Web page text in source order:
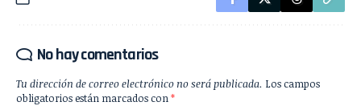
No hay comentarios
Tu dirección de correo electrónico no será publicada. Los campos
obligatorios están marcados con*